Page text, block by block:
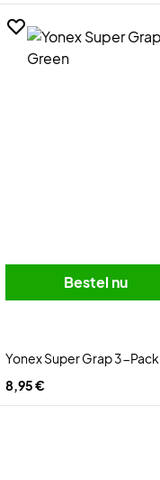
Bestel nu
Yonex Super Grap 3-
8,95 €